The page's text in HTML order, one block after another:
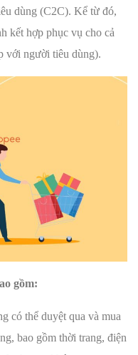
dùng (C2C). Kể từ đó,
kết hợp phục vụ cho cả
với người tiêu dùng).
gồm:
có thể duyệt qua và mua
bao gồm thời trang, điện